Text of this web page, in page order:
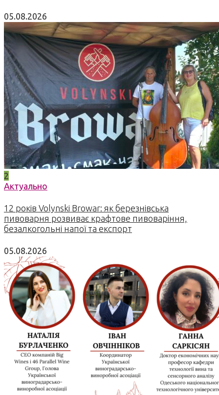
05.08.2026
2
Актуально
12 років Volynski Browar: як березнівська
пивоварня розвиває крафтове пивоваріння,
безалкогольні напої та експорт
05.08.2026